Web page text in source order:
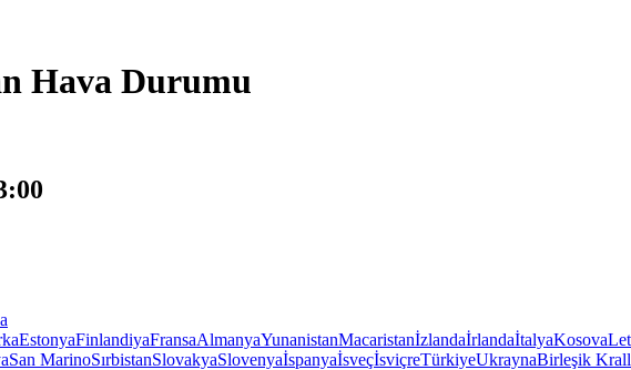
Hava Durumu
EstonyaFinlandiyaFransaAlmanyaYunanistanMacaristanİzlandaİrlandaİtalyaKosova
San MarinoSırbistanSlovakyaSlovenyaİspanyaİsveçİsviçreTürkiyeUkraynaBirleşik